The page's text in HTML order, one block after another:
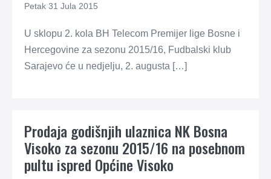
Petak 31 Jula 2015
U sklopu 2. kola BH Telecom Premijer lige Bosne i
Hercegovine za sezonu 2015/16, Fudbalski klub
Sarajevo će u nedjelju, 2. augusta […]
Prodaja godišnjih ulaznica NK Bosna
Visoko za sezonu 2015/16 na posebnom
pultu ispred Općine Visoko